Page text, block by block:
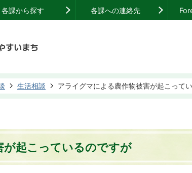
各課から探す 各課への連絡先
生活相談 アライグマによる農作物被害が起こって
が起こっているのですが